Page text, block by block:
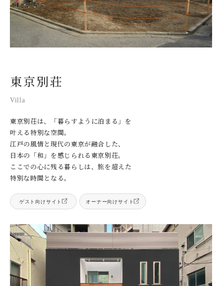
東京別荘
Villa
東京別荘は、「暮らすように泊まる」を
叶える特別な空間。
江戸の風情と現代の東京が融合した、
日本の「和」を感じられる東京別荘。
ここでの心に残る暮らしは、旅を超えた
特別な時間となる。
ゲスト向けサイト オーナー向けサイト